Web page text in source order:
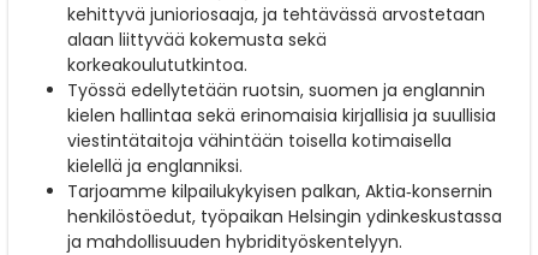
kehittyvä junioriosaaja, ja tehtävässä arvostetaan
alaan liittyvää kokemusta sekä
korkeakoulututkintoa.
Työssä edellytetään ruotsin, suomen ja englannin
kielen hallintaa sekä erinomaisia kirjallisia ja suullisia
viestintätaitoja vähintään toisella kotimaisella
kielellä ja englanniksi.
Tarjoamme kilpailukykyisen palkan, Aktia‑konsernin
henkilöstöedut, työpaikan Helsingin ydinkeskustassa
ja mahdollisuuden hybridityöskentelyyn.